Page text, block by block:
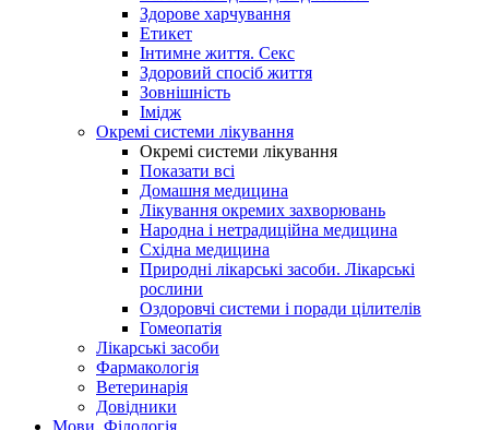
Здорове харчування
Етикет
Інтимне життя. Секс
Здоровий спосіб життя
Зовнішність
Імідж
Окремі системи лікування
Окремі системи лікування
Показати всі
Домашня медицина
Лікування окремих захворювань
Народна і нетрадиційна медицина
Східна медицина
Природні лікарські засоби. Лікарські
рослини
Оздоровчі системи і поради цілителів
Гомеопатія
Лікарські засоби
Фармакологія
Ветеринарія
Довідники
Мови. Філологія